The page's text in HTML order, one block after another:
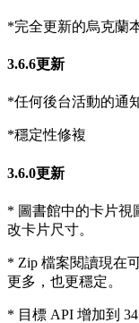
*完全更新的烏克蘭
3.6.6更新
*任何後台活動的通
*穩定性修複
3.6.0更新
* 圖書館中的卡片視
改卡片尺寸。
* Zip 檔案閱讀現在
更多，也更穩定。
* 目標 API 增加到 34